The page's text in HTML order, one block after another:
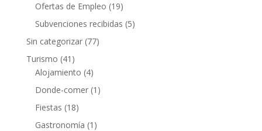
Ofertas de Empleo (19)
Subvenciones recibidas (5)
Sin categorizar(77)
Turismo (41)
Alojamiento (4)
Donde-comer(1)
Fiestas (18)
Gastronomía (1)